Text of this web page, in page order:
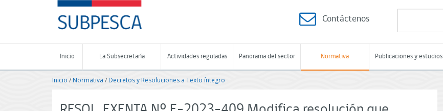
-
Subsecretaría
de
Pesca
Acuicultura
-
de
Contáctenos
Inicio La Subsecretaría Actividades reguladas Panorama del sector Normativa Publicaciones y estudios
Inicio /Normativa / Decretos y Resoluciones a Texto íntegro